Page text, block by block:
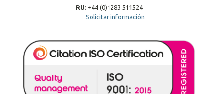
RU:+44 (0)1283 511524
Solicitar información